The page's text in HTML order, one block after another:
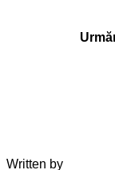
Written by